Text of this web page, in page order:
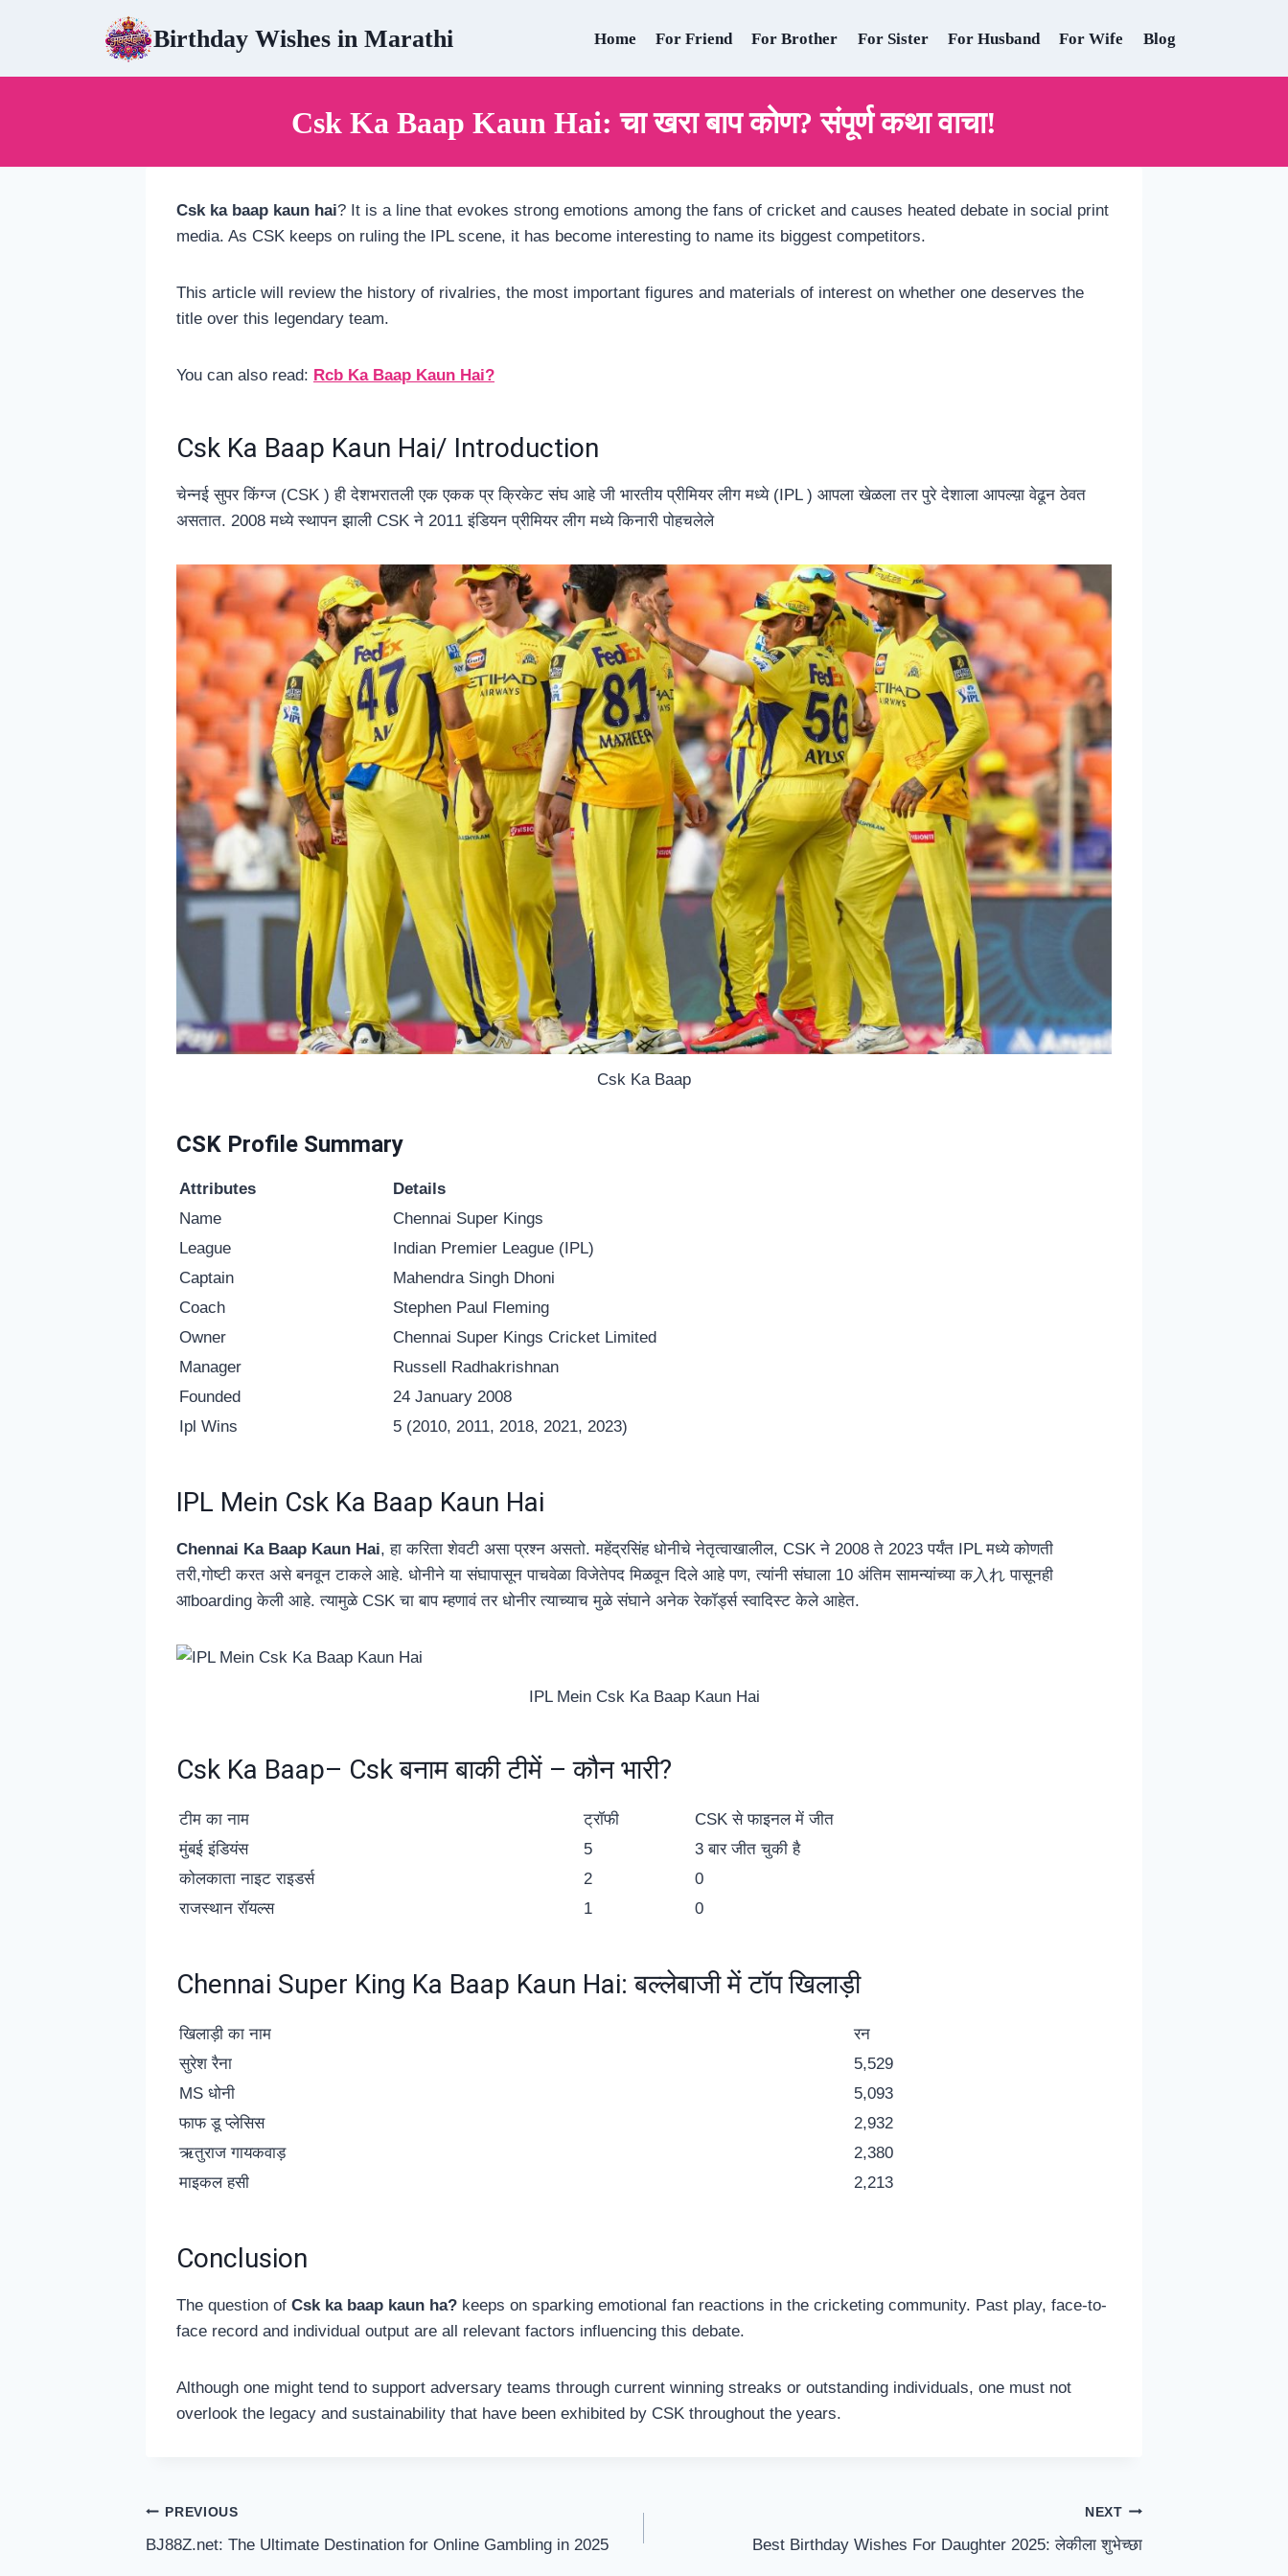
Birthday Wishes in Marathi Home For Friend For Brother For Sister For Husband For Wife Blog
Csk Ka Baap Kaun Hai: चा खरा बाप कोण? संपूर्ण कथा वाचा!
Csk ka baap kaun hai? It is a line that evokes strong emotions among the fans of cricket and causes heated debate in social print
media. As CSK keeps on ruling the IPL scene, it has become interesting to name its biggest competitors.
This article will review the history of rivalries, the most important figures and materials of interest on whether one deserves the
title over this legendary team.
You can also read: Rcb Ka Baap Kaun Hai?
Csk Ka Baap Kaun Hai/ Introduction
चेन्नई सुपर किंग्ज (CSK ) ही देशभरातली एक एकक प्र क्रिकेट संघ आहे जी भारतीय प्रीमियर लीग मध्ये (IPL ) आपला खेळला तर पुरे देशाला आपल्य़ा वेढून ठेवत
असतात. 2008 मध्ये स्थापन झाली CSK ने 2011 इंडियन प्रीमियर लीग मध्ये किनारी पोहचलेले
Csk Ka Baap
CSK Profile Summary
Attributes
Details
Name
Chennai Super Kings
League
Indian Premier League (IPL)
Captain
Mahendra Singh Dhoni
Coach
Stephen Paul Fleming
Owner
Chennai Super Kings Cricket Limited
Manager
Russell Radhakrishnan
Founded
24 January 2008
Ipl Wins
5 (2010, 2011, 2018, 2021, 2023)
IPL Mein Csk Ka Baap Kaun Hai
Chennai Ka Baap Kaun Hai, हा करिता शेवटी असा प्रश्न असतो. महेंद्रसिंह धोनीचे नेतृत्वाखालील, CSK ने 2008 ते 2023 पर्यंत IPL मध्ये कोणती
तरी,गोष्टी करत असे बनवून टाकले आहे. धोनीने या संघापासून पाचवेळा विजेतेपद मिळवून दिले आहे पण, त्यांनी संघाला 10 अंतिम सामन्यांच्या क入れ पासूनही
आboarding केली आहे. त्यामुळे CSK चा बाप म्हणावं तर धोनीर त्याच्याच मुळे संघाने अनेक रेकॉर्ड्स स्वादिस्ट केले आहेत.
IPL Mein Csk Ka Baap Kaun Hai
Csk Ka Baap– Csk बनाम बाकी टीमें – कौन भारी?
टीम का नाम ट्रॉफी
CSK से फाइनल में जीत
मुंबई इंडियंस
5
3 बार जीत चुकी है
कोलकाता नाइट राइडर्स
2
0
राजस्थान रॉयल्स
1 0
Chennai Super King Ka Baap Kaun Hai: बल्लेबाजी में टॉप खिलाड़ी
खिलाड़ी का नाम
रन
सुरेश रैना
5,529
MS धोनी
5,093
फाफ डू प्लेसिस
2,932
ऋतुराज गायकवाड़
2,380
माइकल हसी
2,213
Conclusion
The question of Csk ka baap kaun ha? keeps on sparking emotional fan reactions in the cricketing community. Past play, face-to-
face record and individual output are all relevant factors influencing this debate.
Although one might tend to support adversary teams through current winning streaks or outstanding individuals, one must not
overlook the legacy and sustainability that have been exhibited by CSK throughout the years.
Post
navigation
PREVIOUS
BJ88Z.net: The Ultimate Destination for Online Gambling in 2025
NEXT
Best Birthday Wishes For Daughter 2025: लेकीला शुभेच्छा